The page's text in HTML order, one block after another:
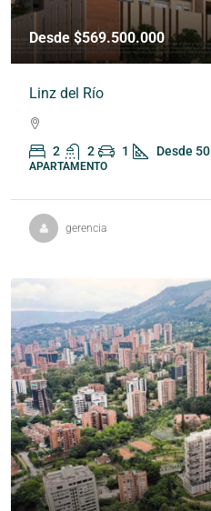
Desde $569.500.000
Linz del Río
2 2 1 Desde 50
APARTAMENTO
gerencia